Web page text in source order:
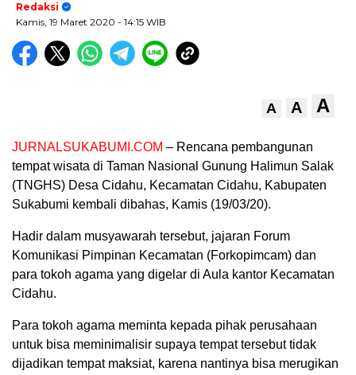
Redaksi
Kamis, 19 Maret 2020 - 14:15 WIB
A A A
JURNALSUKABUMI.COM – Rencana pembangunan
tempat wisata di Taman Nasional Gunung Halimun Salak
(TNGHS) Desa Cidahu, Kecamatan Cidahu, Kabupaten
Sukabumi kembali dibahas, Kamis (19/03/20).
Hadir dalam musyawarah tersebut, jajaran Forum
Komunikasi Pimpinan Kecamatan (Forkopimcam) dan
para tokoh agama yang digelar di Aula kantor Kecamatan
Cidahu.
Para tokoh agama meminta kepada pihak perusahaan
untuk bisa meminimalisir supaya tempat tersebut tidak
dijadikan tempat maksiat, karena nantinya bisa merugikan